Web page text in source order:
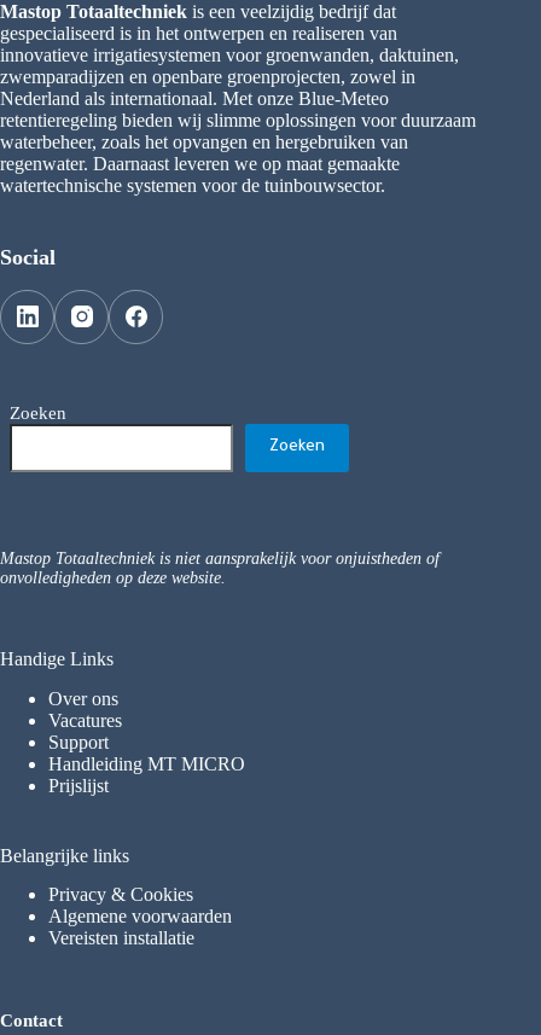
Mastop Totaaltechniek is een veelzijdig bedrijf dat
gespecialiseerd is in het ontwerpen en realiseren van
innovatieve irrigatiesystemen voor groenwanden, daktuinen,
zwemparadijzen en openbare groenprojecten, zowel in
Nederland als internationaal. Met onze Blue-Meteo
retentieregeling bieden wij slimme oplossingen voor duurzaam
waterbeheer, zoals het opvangen en hergebruiken van
regenwater. Daarnaast leveren we op maat gemaakte
watertechnische systemen voor de tuinbouwsector.
Social
Zoeken
Zoeken
Mastop Totaaltechniek is niet aansprakelijk voor onjuistheden of
onvolledigheden op deze website.
Handige Links
Over ons
Vacatures
Support
Handleiding MT MICRO
Prijslijst
Belangrijke links
Privacy & Cookies
Algemene voorwaarden
Vereisten installatie
Contact